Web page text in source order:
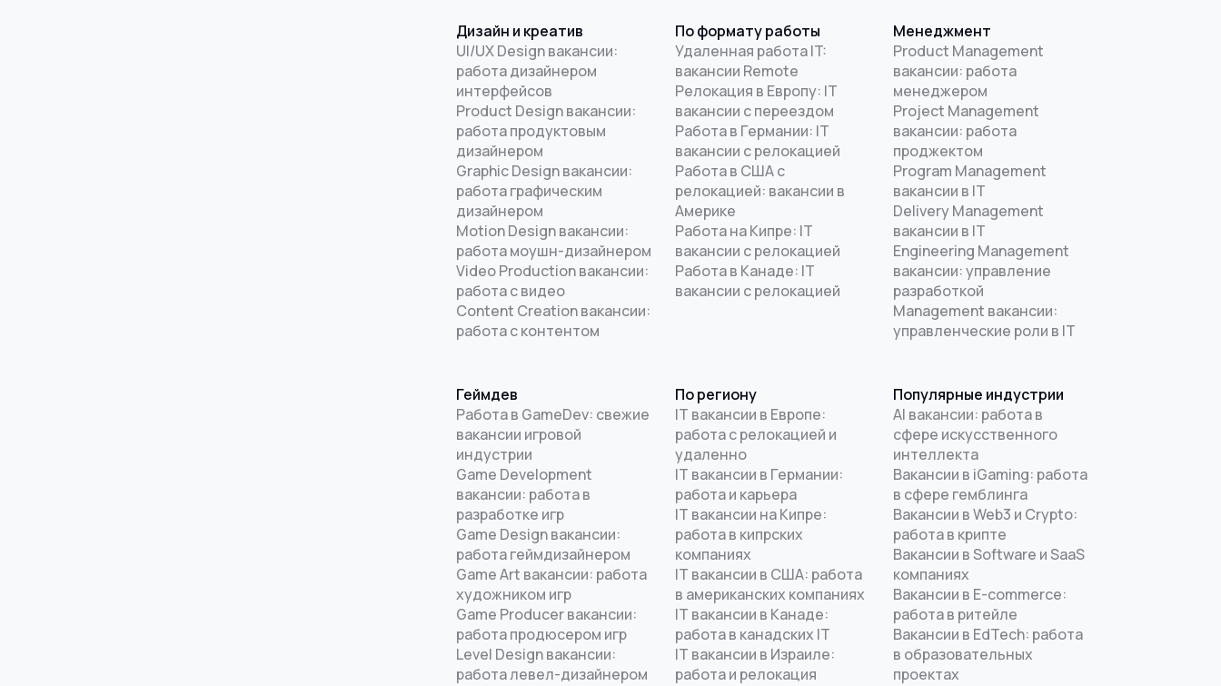
Дизайн и креатив
UI/UX Design вакансии:
работа дизайнером
интерфейсов
Product Design вакансии:
работа продуктовым
дизайнером
Graphic Design вакансии:
работа графическим
дизайнером
Motion Design вакансии:
работа моушн-дизайнером
Video Production вакансии:
работа с видео
Content Creation вакансии:
работа с контентом
По формату работы
Удаленная работа IT:
вакансии Remote
Релокация в Европу: IT
вакансии с переездом
Работа в Германии: IT
вакансии с релокацией
Работа в США с
релокацией: вакансии в
Америке
Работа на Кипре: IT
вакансии с релокацией
Работа в Канаде: IT
вакансии с релокацией
Менеджмент
Product Management
вакансии: работа
менеджером
Project Management
вакансии: работа
проджектом
Program Management
вакансии в IT
Delivery Management
вакансии в IT
Engineering Management
вакансии: управление
разработкой
Management вакансии:
управленческие роли в IT
Геймдев
Работа в GameDev: свежие
вакансии игровой
индустрии
Game Development
вакансии: работа в
разработке игр
Game Design вакансии:
работа геймдизайнером
Game Art вакансии: работа
художником игр
Game Producer вакансии:
работа продюсером игр
Level Design вакансии:
работа левел-дизайнером
По региону
IT вакансии в Европе:
работа с релокацией и
удаленно
IT вакансии в Германии:
работа и карьера
IT вакансии на Кипре:
работа в кипрских
компаниях
IT вакансии в США: работа
в американских компаниях
IT вакансии в Канаде:
работа в канадских IT
IT вакансии в Израиле:
работа и релокация
Популярные индустрии
AI вакансии: работа в
сфере искусственного
интеллекта
Вакансии в iGaming: работа
в сфере гемблинга
Вакансии в Web3 и Crypto:
работа в крипте
Вакансии в Software и SaaS
компаниях
Вакансии в E-commerce:
работа в ритейле
Вакансии в EdTech: работа
в образовательных
проектах